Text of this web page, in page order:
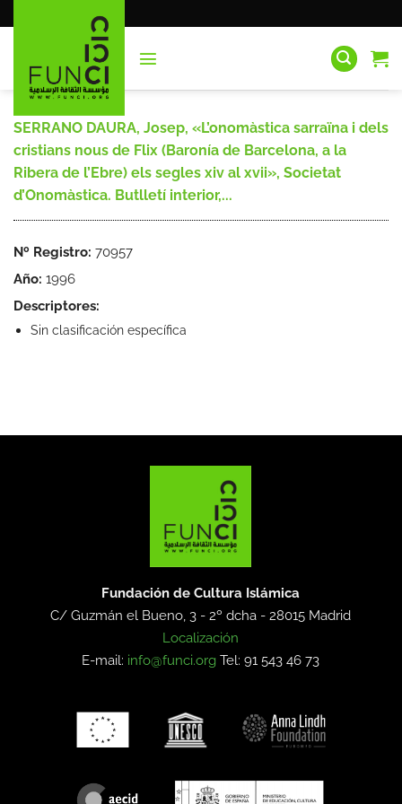
al
SERRANO DAURA, Josep, «L’onomàstica sarraïna i dels
cristians nous de Flix (Baronía de Barcelona, a la
Ribera de l’Ebre) els segles xiv al xvii», Societat
d’Onomàstica. Butlletí interior,...
Nº Registro: 70957
Año: 1996
Descriptores:
Sin clasificación específica
Fundación de Cultura Islámica
C/ Guzmán el Bueno, 3 - 2º dcha -28015 Madrid
Localización
E-mail: info@funci.org Tel: 91 543 46 73